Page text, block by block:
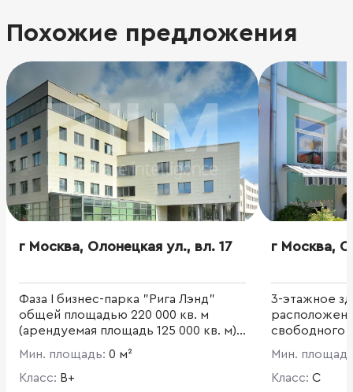
Похожие предложения
г Москва, Олонецкая ул., вл. 17
Фаза I бизнес-парка "Рига Лэнд"
общей площадью 220 000 кв. м
(арендуемая площадь 125 000 кв. м)
состоит из 4 офисных зданий разной
этажности (5-6), общей площадью
60 000 кв. м. Общая площадь 1 здания
Мин. площадь: 0 м²
Класс: B+
г Москва,
3-этажное
свободного
площадь 1
Мин.
Класс: C